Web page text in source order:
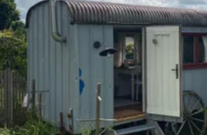
Diventare Host
Alloggi
Pianificazione viaggio